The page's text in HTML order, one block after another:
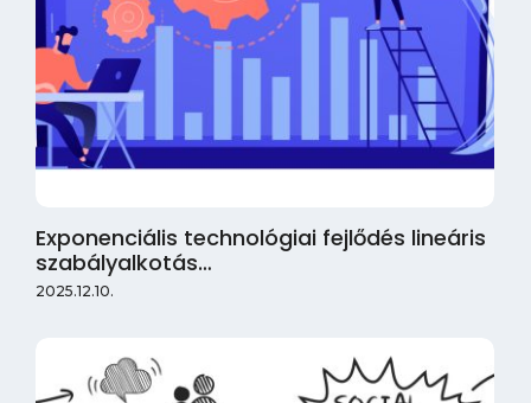
Exponenciális technológiai fejlődés lineáris
szabályalkotás…
2025.12.10.